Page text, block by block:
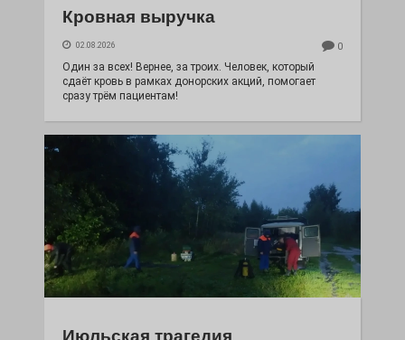
Кровная выручка
02.08.2026 0
Один за всех! Вернее, за троих. Человек, который
сдаёт кровь в рамках донорских акций, помогает
сразу трём пациентам!
Июльская трагедия